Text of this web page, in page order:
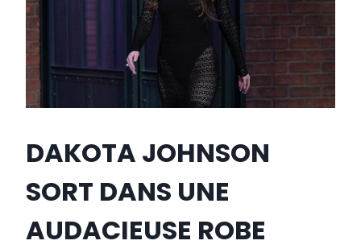
DAKOTA JOHNSON
SORT DANS UNE
AUDACIEUSE ROBE